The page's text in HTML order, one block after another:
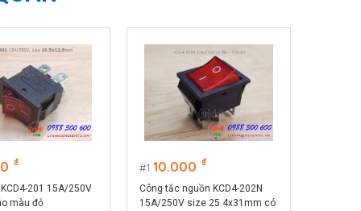
₫
201 15A/250V
màu đỏ
1 10.000 ₫
Công tắc nguồn KCD4-202N
15A/250V size 25.4x31mm có